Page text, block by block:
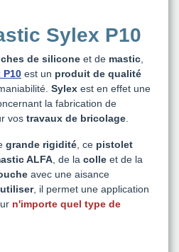
Sylex P10
de silicone et de mastic
est un produit de qualité
Sylex est en effet une
la fabrication de
vos travaux de bricolage
grande rigidité , ce pistolet
ALFA , de la colle et de la
avec une aisance
, il permet une application
n'importe quel type de